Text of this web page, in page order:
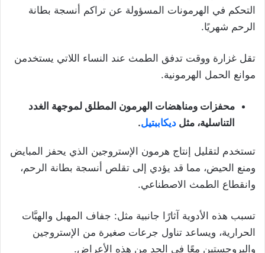
التحكم في الهرمونات المسؤولة عن تراكم أنسجة بطانة
الرحم شهريًا.
تقل غزارة ووقت تدفق الطمث عند النساء اللاتي يستخدمن
موانع الحمل الهرمونية.
محفزات ومناهضات الهرمون المطلق لموجهة الغدد
التناسلية، مثل ديكاببتيل.
تستخدم لتقليل إنتاج هرمون الإستروجين الذي يحفز المبايض
ومنع الحيض، مما قد يؤدي إلى تقلص أنسجة بطانة الرحم،
وانقطاع الطمث الاصطناعي.
تسبب هذه الأدوية آثارًا جانبية مثل: جفاف المهبل والهبَّات
الحرارية، ويساعد تناول جرعات صغيرة من الإستروجين
والبروجستين معًا في الحد من هذه الأعراض.